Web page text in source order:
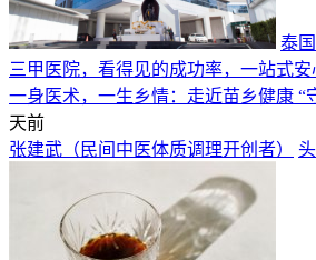
泰
三甲医院，看得见的成功率，一站式安
一身医术，一生乡情：走近苗乡健康 “
天前
张建武（民间中医体质调理开创者）